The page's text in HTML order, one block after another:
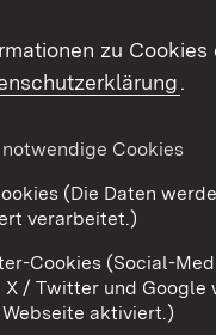
Cookies
zu Cookies
.
Cookies
(Die Daten
verarbeitet.)
Cookies (Social-
X / Twitter und Google
aktiviert.)